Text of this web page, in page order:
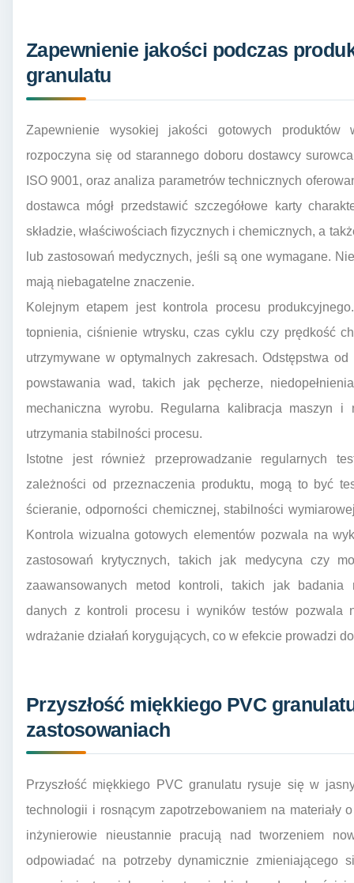
Zapewnienie jakości podczas
granulatu
Zapewnienie wysokiej jakości gotowych
rozpoczyna się od starannego doboru dostawcy
ISO 9001, oraz analiza parametrów technicznych
dostawca mógł przedstawić szczegółowe karty
składzie, właściwościach fizycznych i chemicznych, a
lub zastosowań medycznych, jeśli są one wymagane.
mają niebagatelne znaczenie.
Kolejnym etapem jest kontrola procesu
topnienia, ciśnienie wtrysku, czas cyklu czy prędkość
utrzymywane w optymalnych zakresach. Odstępstwa
powstawania wad, takich jak pęcherze,
mechaniczna wyrobu. Regularna kalibracja maszyn
utrzymania stabilności procesu.
Istotne jest również przeprowadzanie regularnych
zależności od przeznaczenia produktu, mogą to być
ścieranie, odporności chemicznej, stabilności
Kontrola wizualna gotowych elementów pozwala na
zastosowań krytycznych, takich jak medycyna czy
zaawansowanych metod kontroli, takich jak badania
danych z kontroli procesu i wyników testów pozwala
wdrażanie działań korygujących, co w efekcie prowadzi
Przyszłość miękkiego PVC
zastosowaniach
Przyszłość miękkiego PVC granulatu rysuje się w
technologii i rosnącym zapotrzebowaniem na materiały
inżynierowie nieustannie pracują nad tworzeniem
odpowiadać na potrzeby dynamicznie zmieniającego